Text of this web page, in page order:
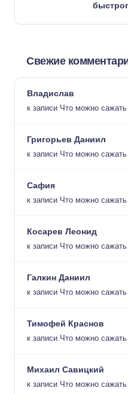
Свежие
Владислав
к записи Что можно
Григорьев Даниил
к записи Что можно
Сафия
к записи Что можно
Косарев Леонид
к записи Что можно
Галкин Даниил
к записи Что можно
Тимофей Краснов
к записи Что можно
Михаил Савицкий
к записи Что можно